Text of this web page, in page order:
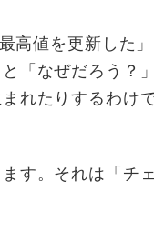
高値を更新した
「なぜだろう？
れたりするわけ
す。それは「チ